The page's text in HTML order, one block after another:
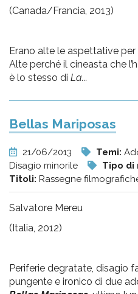
(Canada/Francia, 2013)
Erano alte le aspettative per
Alte perché il cineasta che
è lo stesso di La...
Bellas Mariposas
21/06/2013 Temi:
Disagio minorile
Tipo di
Titoli: Rassegne
Salvatore Mereu
(Italia, 2012)
Periferie degratate, disagio
pungente e ironico di due